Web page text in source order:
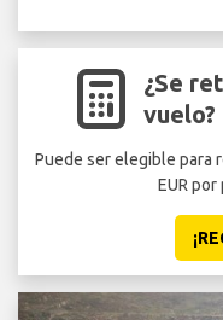
¿Se
vuelo?
Puede ser elegible para
EUR